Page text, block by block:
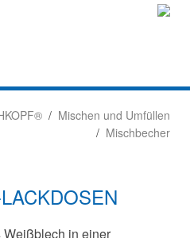
Mischen und Umfüllen
Mischbecher
in einer